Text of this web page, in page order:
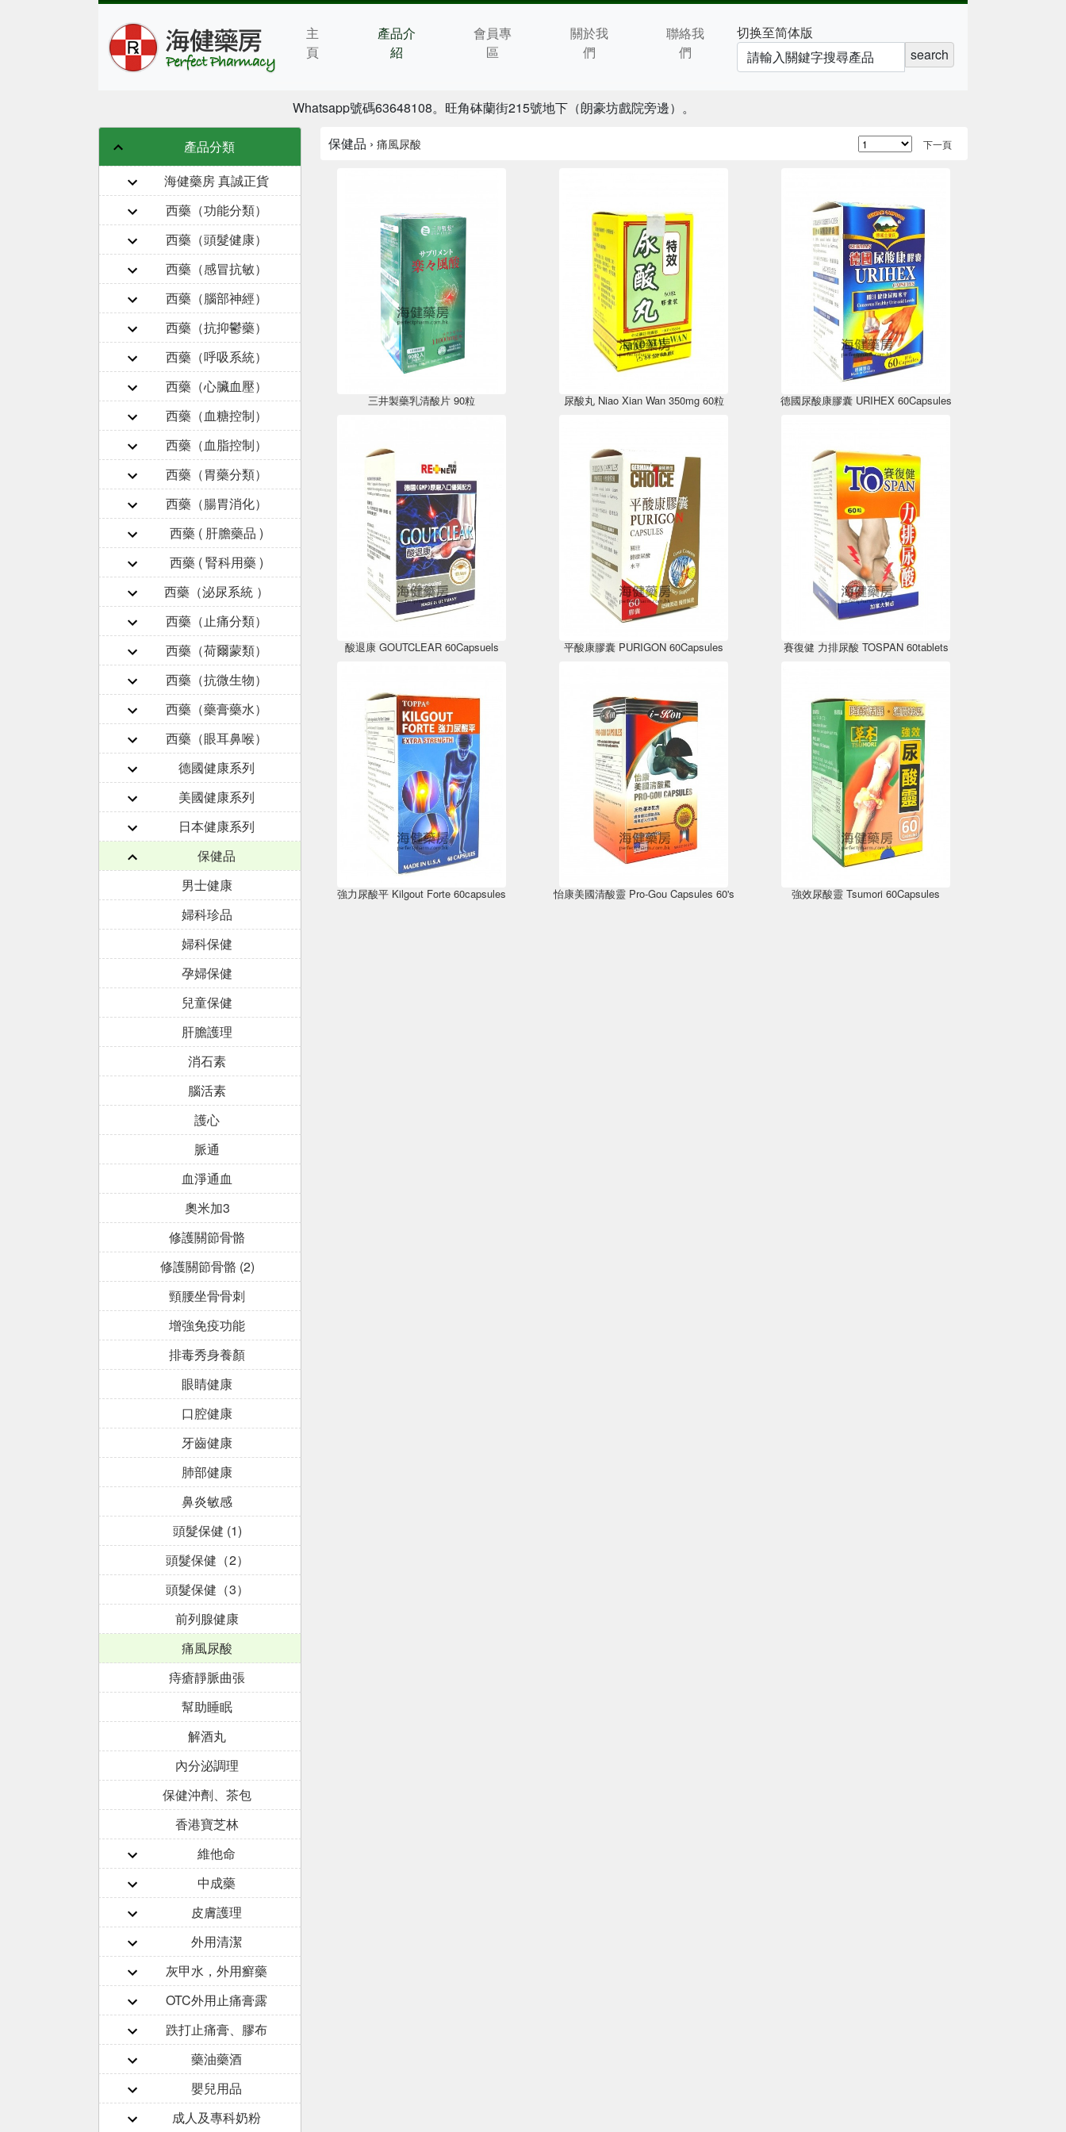
主
頁
產品介
紹
會員專
區
關於我
們
聯絡我
們
切换至简体版
search
Whatsapp號碼63648108。旺角砵蘭街215號地下（朗豪坊戲院旁邊）。
產品分類
海健藥房 真誠正貨
西藥（功能分類）
西藥（頭髮健康）
西藥（感冒抗敏）
西藥（腦部神經）
西藥（抗抑鬱藥）
西藥（呼吸系統）
西藥（心臟血壓）
西藥（血糖控制）
西藥（血脂控制）
西藥（胃藥分類）
西藥（腸胃消化）
西藥 ( 肝膽藥品 )
西藥 ( 腎科用藥 )
西藥（泌尿系統 ）
西藥（止痛分類）
西藥（荷爾蒙類）
西藥（抗微生物）
西藥（藥膏藥水）
西藥（眼耳鼻喉）
德國健康系列
美國健康系列
日本健康系列
保健品
男士健康
婦科珍品
婦科保健
孕婦保健
兒童保健
肝膽護理
消石素
腦活素
護心
脈通
血淨通血
奧米加3
修護關節骨骼
修護關節骨骼 (2)
頸腰坐骨骨刺
增強免疫功能
排毒秀身養顏
眼睛健康
口腔健康
牙齒健康
肺部健康
鼻炎敏感
頭髮保健 (1)
頭髮保健（2）
頭髮保健（3）
前列腺健康
痛風尿酸
痔瘡靜脈曲張
幫助睡眠
解酒丸
內分泌調理
保健沖劑、茶包
香港寶芝林
維他命
中成藥
皮膚護理
外用清潔
灰甲水，外用癬藥
OTC外用止痛膏露
跌打止痛膏、膠布
藥油藥酒
嬰兒用品
成人及專科奶粉
保健品 › 痛風尿酸 下一頁
三井製藥乳清酸片 90粒 尿酸丸 Niao Xian Wan 350mg 60粒 德國尿酸康膠囊 URIHEX 60Capsules
酸退康 GOUTCLEAR 60Capsuels 平酸康膠囊 PURIGON 60Capsules 賽復健 力排尿酸 TOSPAN 60tablets
強力尿酸平 Kilgout Forte 60capsules 怡康美國清酸靈 Pro-Gou Capsules 60's 強效尿酸靈 Tsumori 60Capsules